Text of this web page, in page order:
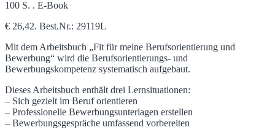
100 S. . E-Book
€ 26,42. Best.Nr.: 29119L
Mit dem Arbeitsbuch „Fit für meine Berufsorientierung und
Bewerbung“ wird die Berufsorientierungs- und
Bewerbungskompetenz systematisch aufgebaut.
Dieses Arbeitsbuch enthält drei Lernsituationen:
– Sich gezielt im Beruf orientieren
– Professionelle Bewerbungsunterlagen erstellen
– Bewerbungsgespräche umfassend vorbereiten